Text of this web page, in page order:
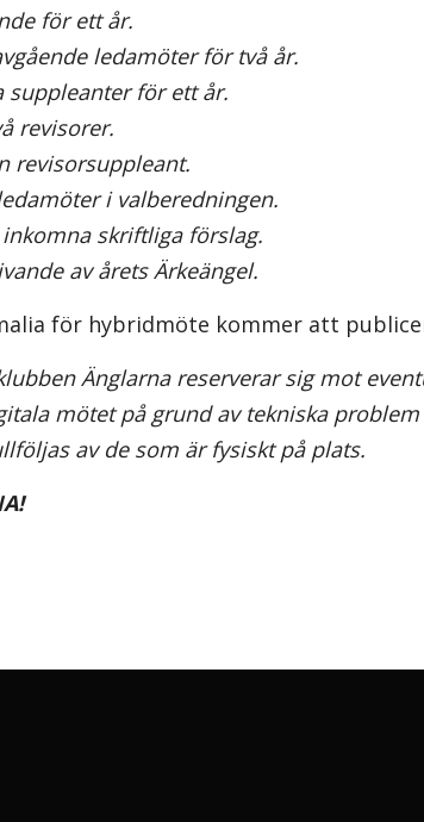
för ett år.
ledamöter för två år.
suppleanter för ett år.
revisorer.
revisorsuppleant.
i valberedningen.
skriftliga förslag.
av årets Ärkeängel.
för hybridmöte kommer att
Änglarna reserverar sig mot
mötet på grund av tekniska
av de som är fysiskt på plats.